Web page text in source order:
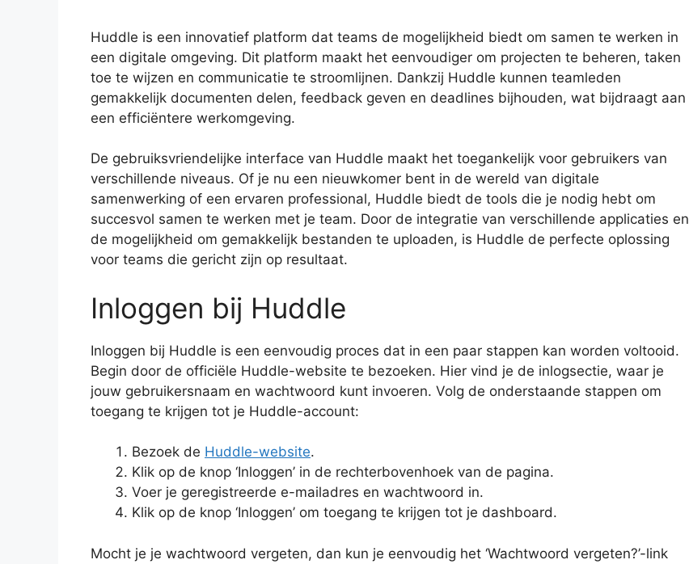
Huddle is een innovatief platform dat teams de mogelijkheid biedt om samen te werken in
een digitale omgeving. Dit platform maakt het eenvoudiger om projecten te beheren, taken
toe te wijzen en communicatie te stroomlijnen. Dankzij Huddle kunnen teamleden
gemakkelijk documenten delen, feedback geven en deadlines bijhouden, wat bijdraagt aan
een efficiëntere werkomgeving.
De gebruiksvriendelijke interface van Huddle maakt het toegankelijk voor gebruikers van
verschillende niveaus. Of je nu een nieuwkomer bent in de wereld van digitale
samenwerking of een ervaren professional, Huddle biedt de tools die je nodig hebt om
succesvol samen te werken met je team. Door de integratie van verschillende applicaties en
de mogelijkheid om gemakkelijk bestanden te uploaden, is Huddle de perfecte oplossing
voor teams die gericht zijn op resultaat.
Inloggen bij Huddle
Inloggen bij Huddle is een eenvoudig proces dat in een paar stappen kan worden voltooid.
Begin door de officiële Huddle-website te bezoeken. Hier vind je de inlogsectie, waar je
jouw gebruikersnaam en wachtwoord kunt invoeren. Volg de onderstaande stappen om
toegang te krijgen tot je Huddle-account:
Bezoek de Huddle-website.
Klik op de knop ‘Inloggen’ in de rechterbovenhoek van de pagina.
Voer je geregistreerde e-mailadres en wachtwoord in.
Klik op de knop ‘Inloggen’ om toegang te krijgen tot je dashboard.
Mocht je je wachtwoord vergeten, dan kun je eenvoudig het ‘Wachtwoord vergeten?’-link